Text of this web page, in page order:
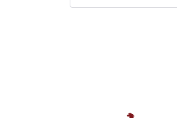
Progetto di vera riqualificazione
Sicurezza del Territorio